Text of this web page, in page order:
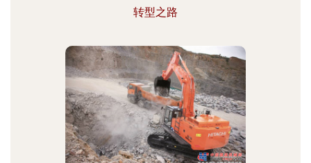
转型之路